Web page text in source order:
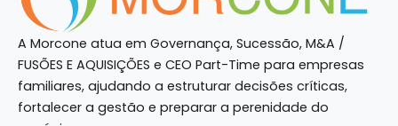
A Morcone atua em Governança, Sucessão, M&A /
FUSÕES E AQUISIÇÕES e CEO Part-Time para empresas
familiares, ajudando a estruturar decisões críticas,
fortalecer a gestão e preparar a perenidade do